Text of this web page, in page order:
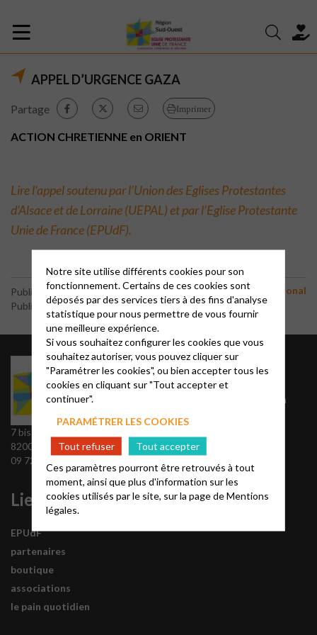
APPEL D’URGENCE GAZA
Partage Imprimer
ACTION CHRETIENNE en ORIENT
Lire l’appel soutenu par l’Union des Eglises Protestantes
d’Alsace et de Lorraine (UEPAL) et par l’Eglise Protestante
Unie de France (EPUdF).
Publié le 16 avril 2025
Publié par le webmaster
International
7 bis faubourg du Moustier
82000 MONTAUBAN
09 72 45 83 79
Informations
Présentation de la Région
Secrétariat régional
Liens
EPUdF
partenaires
boutique
associations
le pain quotidien
Notre site utilise différents cookies pour son
fonctionnement. Certains de ces cookies sont
déposés par des services tiers à des fins d'analyse
statistique pour nous permettre de vous fournir
une meilleure expérience.
Si vous souhaitez configurer les cookies que vous
souhaitez autoriser, vous pouvez cliquer sur
"Paramétrer les cookies", ou bien accepter tous les
cookies en cliquant sur "Tout accepter et
continuer".
PARAMÉTRER LES COOKIES
Tout refuser
Tout accepter
Ces paramètres pourront être retrouvés à tout
moment, ainsi que plus d'information sur les
cookies utilisés par le site, sur la page deMentions
légales.